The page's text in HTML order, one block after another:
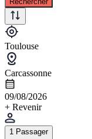
Toulouse
Carcassonne
09/08/2026
+ Revenir
1 Passager